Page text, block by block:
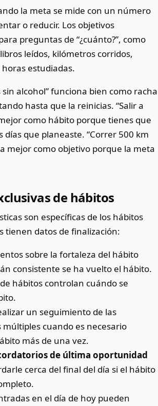
la meta se mide con un número
o reducir. Los objetivos
preguntas de “¿cuánto?”, como
leídos, kilómetros corridos,
estudiadas.
sin alcohol” funciona bien como racha
hasta que la reinicias. “Salir a
como hábito porque tienes que
días que planeaste. “Correr 500 km
mejor como objetivo porque la meta
de hábitos
son específicas de los hábitos
tienen datos de finalización:
sobre la fortaleza del hábito
consistente se ha vuelto el hábito.
hábitos controlan cuándo se
un seguimiento de las
múltiples cuando es necesario
más de una vez.
de última oportunidad
cerca del final del día si el hábito
en el día de hoy pueden